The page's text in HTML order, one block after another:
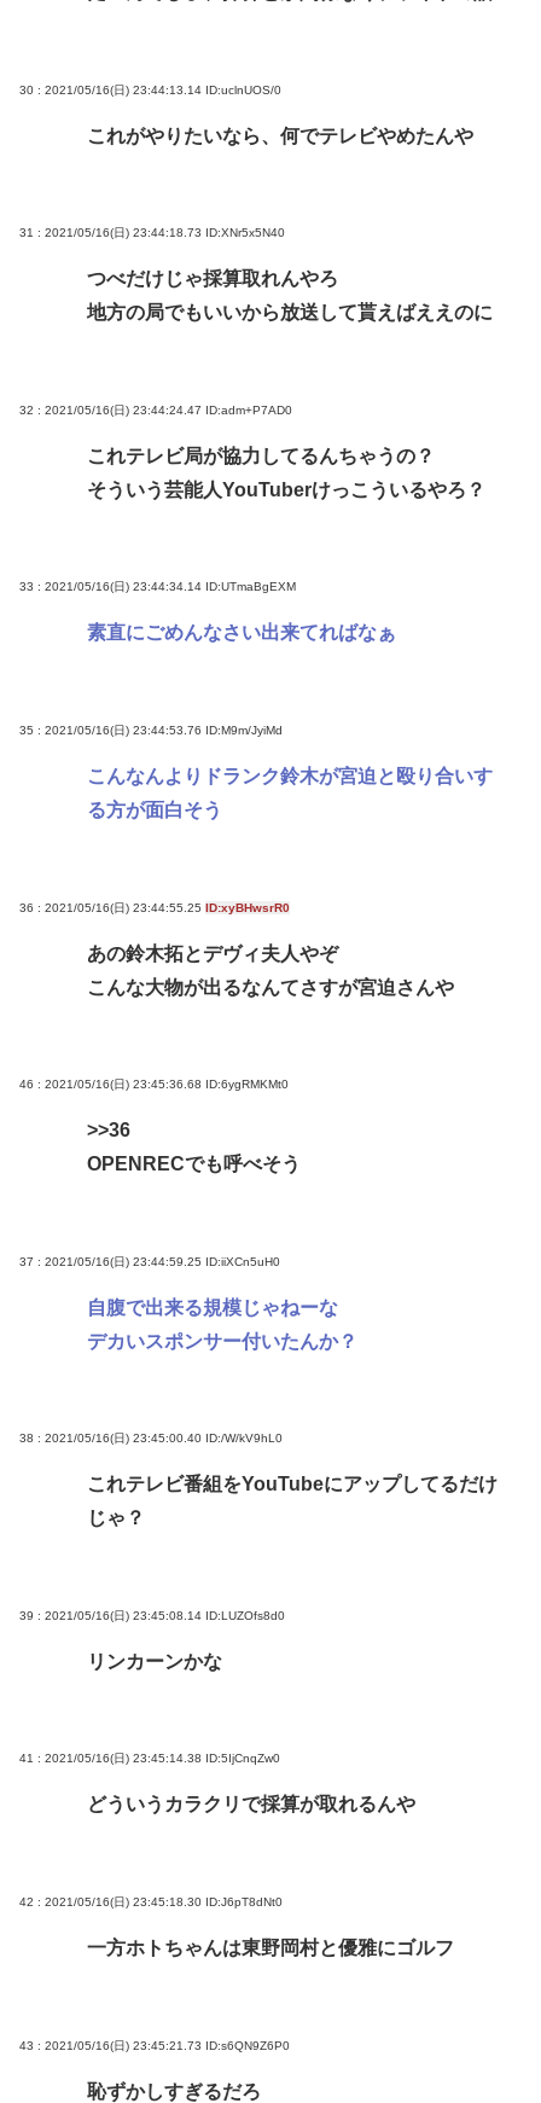
30 : 2021/05/16(日) 23:44:13.14 ID:uclnUOS/0
これがやりたいなら、何でテレビやめたんや
31 : 2021/05/16(日) 23:44:18.73 ID:XNr5x5N40
つべだけじゃ採算取れんやろ
地方の局でもいいから放送して貰えばええのに
32 : 2021/05/16(日) 23:44:24.47 ID:adm+P7AD0
これテレビ局が協力してるんちゃうの？
そういう芸能人YouTuberけっこういるやろ？
33 : 2021/05/16(日) 23:44:34.14 ID:UTmaBgEXM
素直にごめんなさい出来てればなぁ
35 : 2021/05/16(日) 23:44:53.76 ID:M9m/JyiMd
こんなんよりドランク鈴木が宮迫と殴り合いす
る方が面白そう
36 : 2021/05/16(日) 23:44:55.25 ID:xyBHwsrR0
あの鈴木拓とデヴィ夫人やぞ
こんな大物が出るなんてさすが宮迫さんや
46 : 2021/05/16(日) 23:45:36.68 ID:6ygRMKMt0
>>36
OPENRECでも呼べそう
37 : 2021/05/16(日) 23:44:59.25 ID:iiXCn5uH0
自腹で出来る規模じゃねーな
デカいスポンサー付いたんか？
38 : 2021/05/16(日) 23:45:00.40 ID:/W/kV9hL0
これテレビ番組をYouTubeにアップしてるだけ
じゃ？
39 : 2021/05/16(日) 23:45:08.14 ID:LUZOfs8d0
リンカーンかな
41 : 2021/05/16(日) 23:45:14.38 ID:5IjCnqZw0
どういうカラクリで採算が取れるんや
42 : 2021/05/16(日) 23:45:18.30 ID:J6pT8dNt0
一方ホトちゃんは東野岡村と優雅にゴルフ
43 : 2021/05/16(日) 23:45:21.73 ID:s6QN9Z6P0
恥ずかしすぎるだろ